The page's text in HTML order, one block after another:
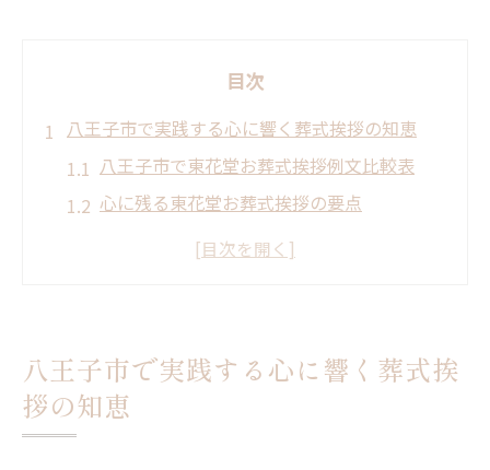
目次
八王子市で実践する心に響く葬式挨拶の知恵
八王子市で東花堂お葬式挨拶例文比較表
心に残る東花堂お葬式挨拶の要点
参列者の心を動かす感謝表現とは
東花堂お葬式だから叶う丁寧な言葉選び
東花堂お葬式における言葉選び比較早見表
丁寧な挨拶を実現する言葉の選び方
八王子市で実践する心に響く葬式挨
拶の知恵